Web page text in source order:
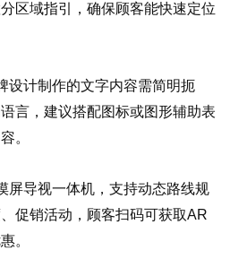
区域指引，确保顾客能快速定位
设计制作的文字内容需简明扼
言，建议搭配图标或图形辅助表
。
屏导视一体机，支持动态路线规
促销活动，顾客扫码可获取AR
。